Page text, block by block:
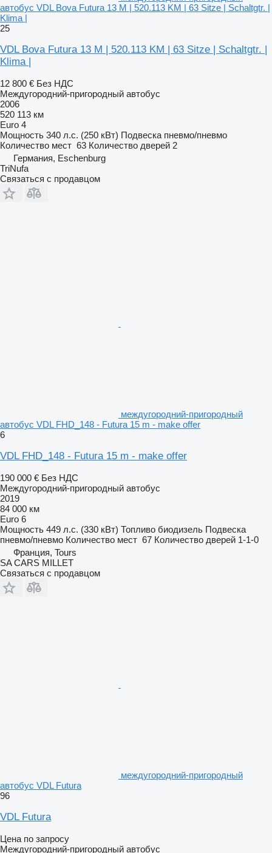
автобус VDL Bova Futura 13 M | 520.113 KM | 63 Sitze | Schaltgtr. |
Klima |
25
VDL Bova Futura 13 M | 520.113 KM | 63 Sitze | Schaltgtr. |
Klima |
12 800 € Без НДС
Междугородний-пригородный автобус
2006
520 113 км
Euro 4
Мощность 340 л.с. (250 кВт) Подвеска пневмо/пневмо
Количество мест 63 Количество дверей 2
Германия, Eschenburg
TriNufa
Связаться с продавцом
междугородний-пригородный
автобус VDL FHD_148 - Futura 15 m - make offer
6
VDL FHD_148 - Futura 15 m - make offer
190 000 € Без НДС
Междугородний-пригородный автобус
2019
84 000 км
Euro 6
Мощность 449 л.с. (330 кВт) Топливо биодизель Подвеска
пневмо/пневмо Количество мест 67 Количество дверей 1-1-0
Франция, Tours
SA CARS MILLET
Связаться с продавцом
междугородний-пригородный
автобус VDL Futura
96
VDL Futura
Цена по запросу
Междугородний-пригородный автобус